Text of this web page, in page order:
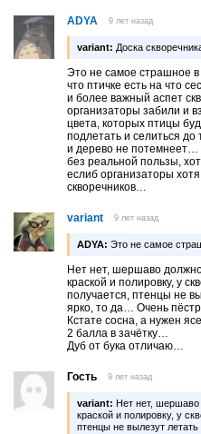
ADYA 9 лет назад
variant: Доска
Это не самое страшное
что птичке есть на что
и более важный аспет
организаторы забили и
цвета, которых птицы
подлетать и селиться до
и дерево не потемнеет…
без реальной пользы,
еслиб организаторы
скворечников…
variant 9 лет назад
ADYA: Это не самое
Нет нет, шершаво
краской и полировку, у
получается, птенцы не
ярко, то да… Очень
Кстате сосна, а нужен
2 балла в зачётку…
Дуб от бука отличаю…
Гость 9 лет назад
variant: Нет нет, шершаво
краской и полировку, у
птенцы не вылезут летать